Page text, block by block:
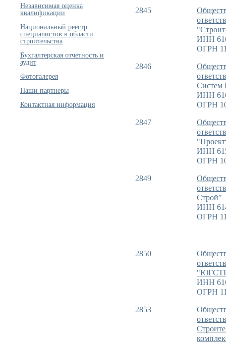
Независимая оценка
квалификации
Национальный реестр
специалистов в области
строительства
Бухгалтерская отчетность и
аудит
Фотогалерея
Наши партнеры
Контактная информация
2845
ИНН
ОГРН
2846
Систем
ИНН
ОГРН
2847
ИНН
ОГРН
2849
Строй"
ИНН
ОГРН
2850
ИНН
ОГРН
2853